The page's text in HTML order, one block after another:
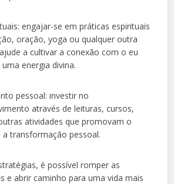
engajar-se em práticas espirituais
oração, yoga ou qualquer outra
a cultivar a conexão com o eu
energia divina.
pessoal: investir no
através de leituras, cursos,
atividades que promovam o
transformação pessoal.
é possível romper as
e abrir caminho para uma vida mais